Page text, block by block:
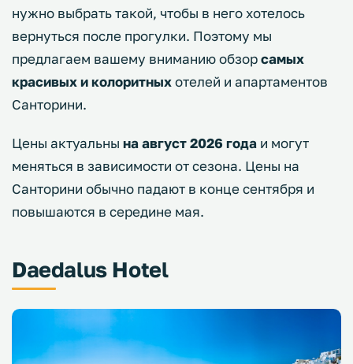
нужно выбрать такой, чтобы в него хотелось
вернуться после прогулки. Поэтому мы
предлагаем вашему вниманию обзорсамых
красивых и колоритныхотелей и апартаментов
Санторини.
Цены актуальны на август 2026 года и могут
меняться в зависимости от сезона. Цены на
Санторини обычно падают в конце сентября и
повышаются в середине мая.
Daedalus Hotel